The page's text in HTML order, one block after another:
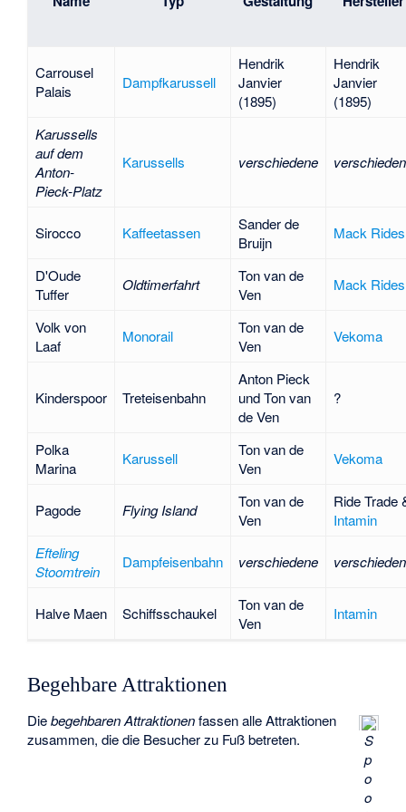
Carrousel
Palais
Dampfkarussell
Hendrik
Janvier
(1895)
Hendrik
Janvier
(1895)
Karussells
auf dem
Anton-
Pieck-Platz
Karussells verschiedene
Sirocco Kaffeetassen
Sander de
Bruijn
Mack Rides
D'Oude
Tuffer
Oldtimerfahrt
Ton van de
Ven
Mack Rides
Volk von
Laaf
Monorail
Ton van de
Ven
Vekoma
Kinderspoor Treteisenbahn
Anton Pieck
und Ton van
de Ven
?
Polka
Marina
Karussell
Ton van de
Ven
Vekoma
Pagode Flying Island
Ton van de
Ven
Ride Trade
Intamin
Efteling
Stoomtrein
Dampfeisenbahn verschiedene
Halve Maen Schiffsschaukel
Ton van de
Ven
Intamin
Begehbare Attraktionen
S
p
o
o
Diebegehbaren Attraktionenfassen alle Attraktionen
zusammen, die die Besucher zu Fuß betreten.